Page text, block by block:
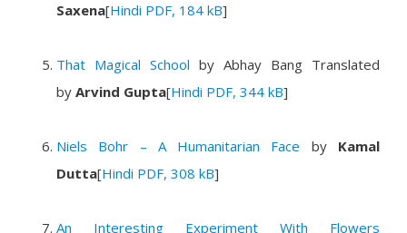
Saxena[Hindi PDF, 184 kB]
That Magical School by Abhay Bang Translated
by Arvind Gupta[Hindi PDF, 344 kB]
Niels Bohr – A Humanitarian Face by Kamal
Dutta[Hindi PDF, 308 kB]
An Interesting Experiment With Flowers